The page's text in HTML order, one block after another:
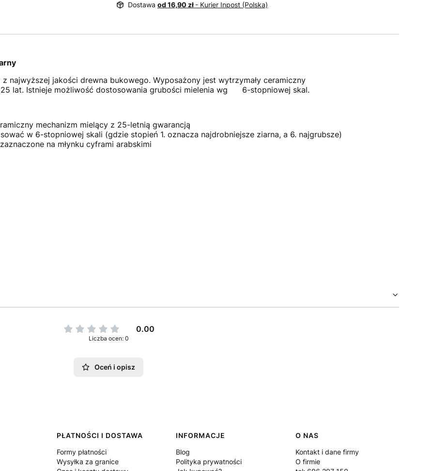
Dostawa od 16,90 zł - Kurier Inpost (Polska)
z najwyższej jakości drewna bukowego. Wyposażony jest wytrzymały ceramiczny
25 lat. Istnieje możliwość dostosowania grubości mielenia wg 6-stopniowej skal.
mechanizm mielący z 25-letnią gwarancją
w 6-stopniowej skali (gdzie stopień 1. oznacza najdrobniejsze ziarna, a 6. najgrubsze)
na młynku cyframi arabskimi
0.00
Liczba ocen: 0
Oceń i opisz
PŁATNOŚCI I DOSTAWA
Formy płatności
Wysyłka za granice
INFORMACJE
Blog
Polityka prywatności
O NAS
Kontakt i dane firmy
O firmie